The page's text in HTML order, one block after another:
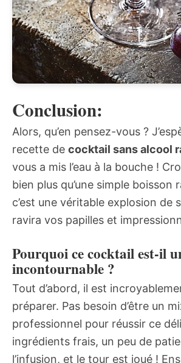
Conclusion:
Alors, qu’en pensez-vous ?
recette de cocktail sans alcool
vous a mis l’eau à la bouche !
bien plus qu’une simple boisson
c’est une véritable explosion de
ravira vos papilles et
Pourquoi ce cocktail est-il
incontournable ?
Tout d’abord, il est
préparer. Pas besoin d’être un
professionnel pour réussir ce
ingrédients frais, un peu de
l’infusion, et le tour est joué !